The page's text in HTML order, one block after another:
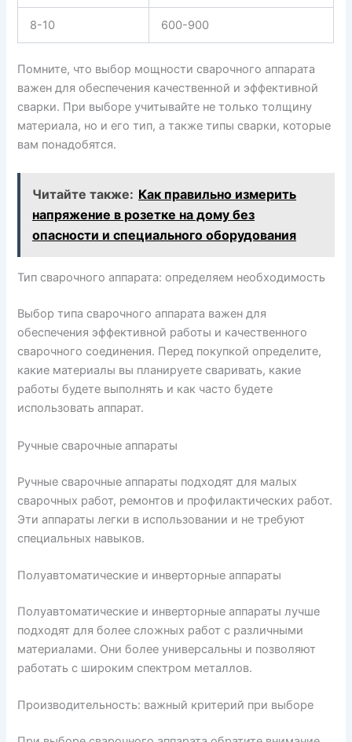
8-10 600-900
Помните, что выбор мощности сварочного аппарата
важен для обеспечения качественной и эффективной
сварки. При выборе учитывайте не только толщину
материала, но и его тип, а также типы сварки, которые
вам понадобятся.
Читайте также: Как правильно измерить
напряжение в розетке на дому без
опасности и специального оборудования
Тип сварочного аппарата: определяем необходимость
Выбор типа сварочного аппарата важен для
обеспечения эффективной работы и качественного
сварочного соединения. Перед покупкой определите,
какие материалы вы планируете сваривать, какие
работы будете выполнять и как часто будете
использовать аппарат.
Ручные сварочные аппараты
Ручные сварочные аппараты подходят для малых
сварочных работ, ремонтов и профилактических работ.
Эти аппараты легки в использовании и не требуют
специальных навыков.
Полуавтоматические и инверторные аппараты
Полуавтоматические и инверторные аппараты лучше
подходят для более сложных работ с различными
материалами. Они более универсальны и позволяют
работать с широким спектром металлов.
Производительность: важный критерий при выборе